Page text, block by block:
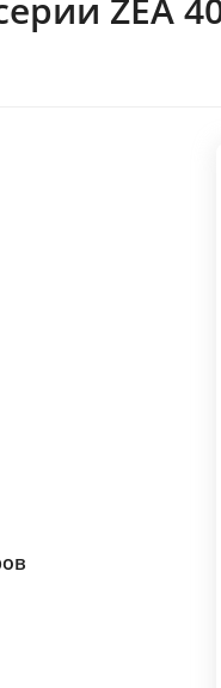
ZEA